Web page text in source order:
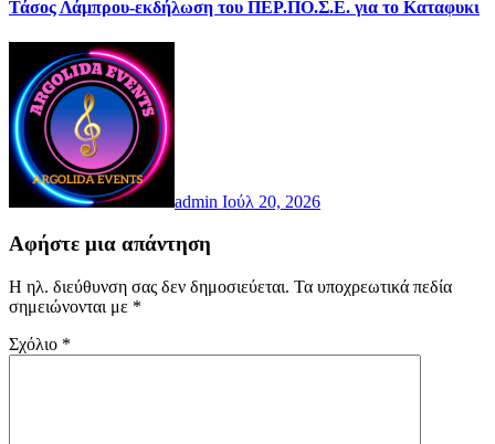
Τάσος Λάμπρου-εκδήλωση του ΠΕΡ.ΠΟ.Σ.Ε. για το Καταφυκι
admin Ιούλ 20, 2026
Αφήστε μια απάντηση
Η ηλ. διεύθυνση σας δεν δημοσιεύεται. Τα υποχρεωτικά πεδία
σημειώνονται με *
Σχόλιο *